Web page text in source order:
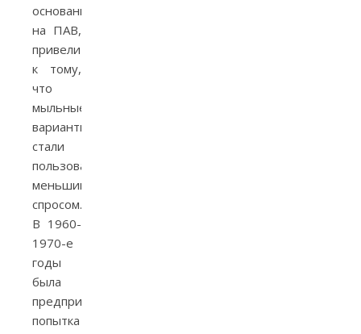
основанных
на ПАВ,
привели
к тому,
что
мыльные
варианты
стали
пользоваться
меньшим
спросом.
В 1960-
1970-е
годы
была
предпринята
попытка